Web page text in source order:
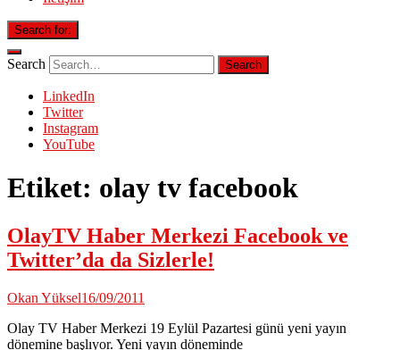
Search for:
Search
LinkedIn
Twitter
Instagram
YouTube
Etiket: olay tv facebook
OlayTV Haber Merkezi Facebook ve
Twitter’da da Sizlerle!
Okan Yüksel16/09/2011
Olay TV Haber Merkezi 19 Eylül Pazartesi günü yeni yayın
dönemine başlıyor. Yeni yayın döneminde